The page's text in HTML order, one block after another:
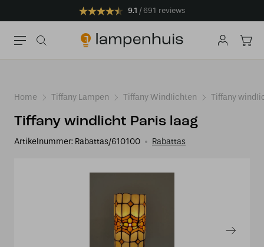
9.1 691 reviews
Home Tiffany Lampen Tiffany Windlichten Tiffany
Tiffany windlicht Paris laag
Artikelnummer: Rabattas/610100 Rabattas